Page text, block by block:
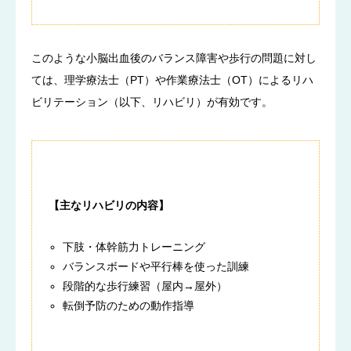
このような小脳出血後のバランス障害や歩行の問題に対し
ては、理学療法士（PT）や作業療法士（OT）によるリハ
ビリテーション（以下、リハビリ）が有効です。
【主なリハビリの内容】
下肢・体幹筋力トレーニング
バランスボードや平行棒を使った訓練
段階的な歩行練習（屋内→屋外）
転倒予防のための動作指導